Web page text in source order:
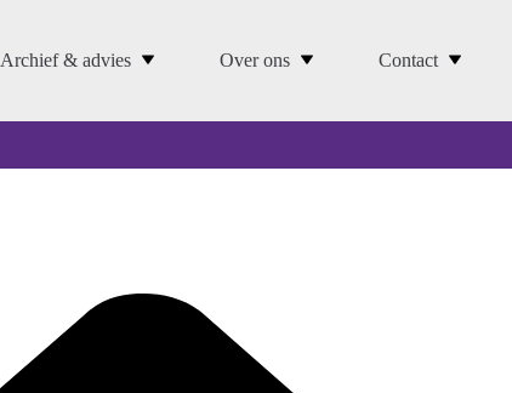
Archief & advies Over ons Contact